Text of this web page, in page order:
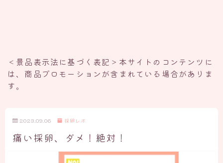
＜景品表示法に基づく表記＞本サイトのコンテンツに
は、商品プロモーションが含まれている場合がありま
す。
2023.09.06 採卵レポ
痛い採卵、ダメ！絶対！